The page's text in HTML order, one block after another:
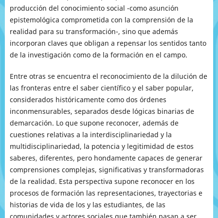
producción del conocimiento social -como asunción
epistemológica comprometida con la comprensión de la
realidad para su transformación-, sino que además
incorporan claves que obligan a repensar los sentidos tanto
de la investigación como de la formación en el campo.
Entre otras se encuentra el reconocimiento de la dilución de
las fronteras entre el saber científico y el saber popular,
considerados históricamente como dos órdenes
inconmensurables, separados desde lógicas binarias de
demarcación. Lo que supone reconocer, además de
cuestiones relativas a la interdisciplinariedad y la
multidisciplinariedad, la potencia y legitimidad de estos
saberes, diferentes, pero hondamente capaces de generar
comprensiones complejas, significativas y transformadoras
de la realidad. Esta perspectiva supone reconocer en los
procesos de formación las representaciones, trayectorias e
historias de vida de los y las estudiantes, de las